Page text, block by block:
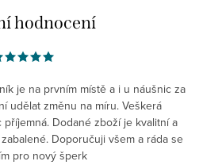
hodnocení
je na prvním místě a i u náušnic za
udělat změnu na míru. Veškerá
Dodané zboží je kvalitní a
Doporučuji všem a ráda se
pro nový šperk